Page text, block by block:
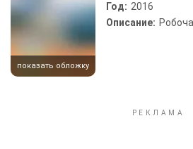
показать обложку
Год: 2016
Описание: